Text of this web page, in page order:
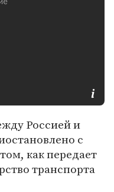
Россией и
с
как передает
транспорта